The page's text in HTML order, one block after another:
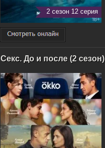
2 сезон 12 серия
Секс. До и после (2 сезон)